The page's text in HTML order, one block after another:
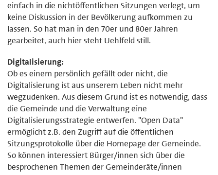
einfach in die nichtöffentlichen Sitzungen verlegt, um
keine Diskussion in der Bevölkerung aufkommen zu
lassen. So hat man in den 70er und 80er Jahren
gearbeitet, auch hier steht Uehlfeld still.
Digitalisierung:
Ob es einem persönlich gefällt oder nicht, die
Digitalisierung ist aus unserem Leben nicht mehr
wegzudenken. Aus diesem Grund ist es notwendig, dass
die Gemeinde und die Verwaltung eine
Digitalisierungsstrategie entwerfen. "Open Data"
ermöglicht z.B. den Zugriff auf die öffentlichen
Sitzungsprotokolle über die Homepage der Gemeinde.
So können interessiert Bürger/innen sich über die
besprochenen Themen der Gemeinderäte/innen